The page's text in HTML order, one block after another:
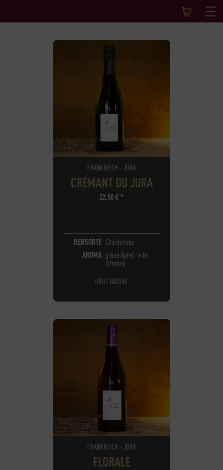
FRANKREICH - JURA
CRÉMANT DU JURA
22,50€ *
REBSORTE Chardonnay
AROMA grüne Äpfel, reife
Zitronen
BRUT NATURE
FRANKREICH - JURA
FLORALE